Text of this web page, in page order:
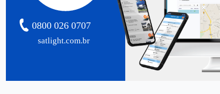
satlight.com.br
0800 026 0707